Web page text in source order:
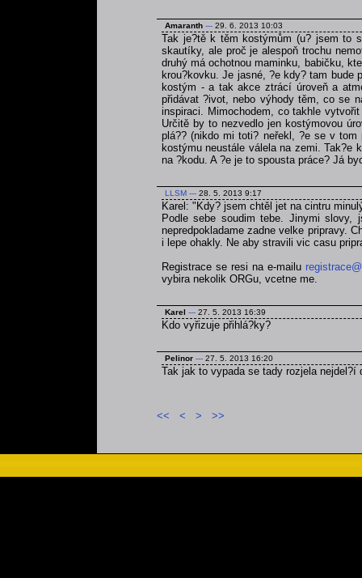
Amaranth --- 29. 6. 2013 10:03
Tak je?tě k těm kostýmům (u? jsem to
skautíky, ale proč je alespoň trochu
druhý má ochotnou maminku, babičku,
krou?kovku. Je jasné, ?e kdy? tam
kostým - a tak akce ztrácí úroveň a
přidávat ?ivot, nebo výhody těm, co se
inspiraci. Mimochodem, co takhle
Určitě by to nezvedlo jen kostýmovou
plá?? (nikdo mi toti? neřekl, ?e se v
kostýmu neustále válela na zemi. Tak?e
na ?kodu. A ?e je to spousta práce? Já
LLSM --- 28. 5. 2013 9:17
Karel: "Kdy? jsem chtěl jet na cintru
Podle sebe soudim tebe. Jinymi
nepredpokladame zadne velke pripravy.
i lepe ohakly. Ne aby stravili vic casu
Registrace se resi na e-mailu
vybira nekolik ORGu, vcetne me.
Karel --- 27. 5. 2013 16:39
Kdo vyřizuje přihlá?ky?
Pelinor --- 27. 5. 2013 16:20
Tak jak to vypada se tady rozjela nejdel?í
<< < > >>